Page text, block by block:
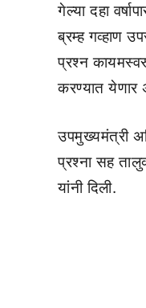
गेल्या दहा
ब्रम्ह गव्हाण
प्रश्न
करण्यात येणार
उपमुख्यमंत्री
प्रश्ना सह
यांनी दिली.